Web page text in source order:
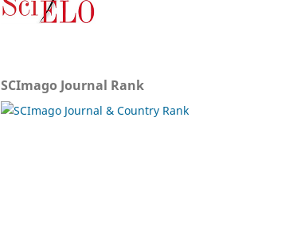
SCImago Journal Rank